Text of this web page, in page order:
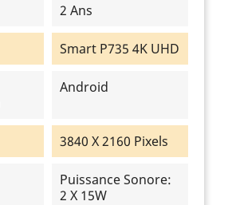
2 Ans
Smart P735 4K UHD
Android
3840 X 2160 Pixels
Puissance Sonore:
2 X 15W